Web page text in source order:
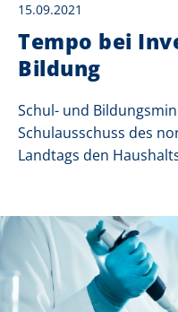
15.09.2021
Tempo bei
Bildung
Schul- und
Schulausschuss des
Landtags den